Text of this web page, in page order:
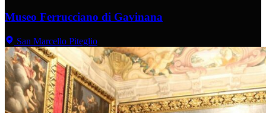
Museo Ferrucciano di Gavinana
San Marcello Piteglio